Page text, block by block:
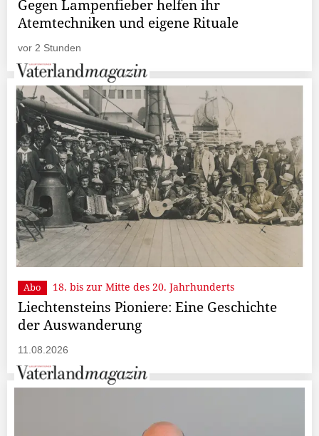
Gegen Lampenfieber helfen ihr
Atemtechniken und eigene Rituale
vor 2 Stunden
Abo 18. bis zur Mitte des 20. Jahrhunderts
Liechtensteins Pioniere: Eine Geschichte
der Auswanderung
11.08.2026